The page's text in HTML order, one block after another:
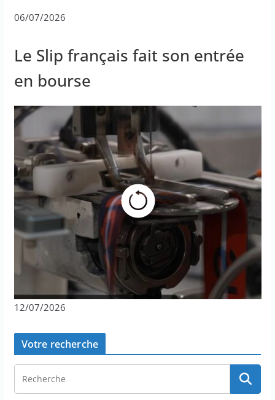
06/07/2026
Le Slip français fait son entrée
en bourse
12/07/2026
Votre recherche